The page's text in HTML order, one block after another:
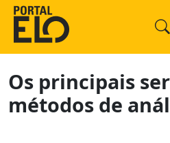
Os principais
métodos de